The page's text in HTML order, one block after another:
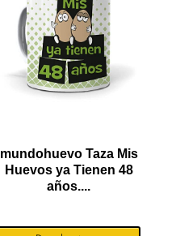
mundohuevo Taza Mis
Huevos ya Tienen 48
años....